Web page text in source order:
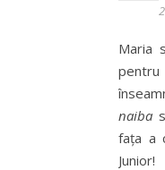
Maria
pentru
naiba
faţa a
Junior!